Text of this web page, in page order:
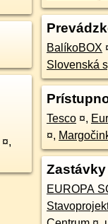
¤,
BalíkoBOX
Slovenská
Tesco ¤,
¤,
EUROPA